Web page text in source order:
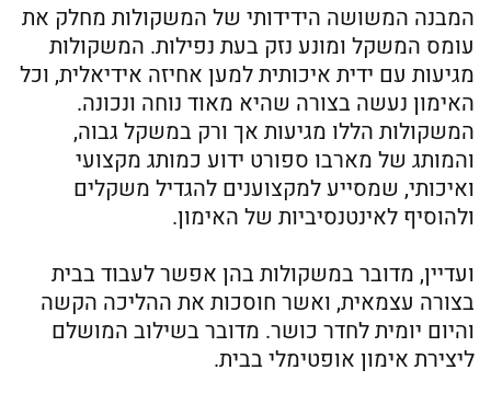
המבנה המשושה הידידותי של המשקולות מחלק את
עומס המשקל ומונע נזק בעת נפילות. המשקולות
מגיעות עם ידית איכותית למען אחיזה אידיאלית, וכל
האימון נעשה בצורה שהיא מאוד נוחה ונכונה.
המשקולות הללו מגיעות אך ורק במשקל גבוה,
והמותג של מארבו ספורט ידוע כמותג מקצועי
ואיכותי, שמסייע למקצוענים להגדיל משקלים
ולהוסיף לאינטנסיביות של האימון.
ועדיין, מדובר במשקולות בהן אפשר לעבוד בבית
בצורה עצמאית, ואשר חוסכות את ההליכה הקשה
והיום יומית לחדר כושר. מדובר בשילוב המושלם
ליצירת אימון אופטימלי בבית.